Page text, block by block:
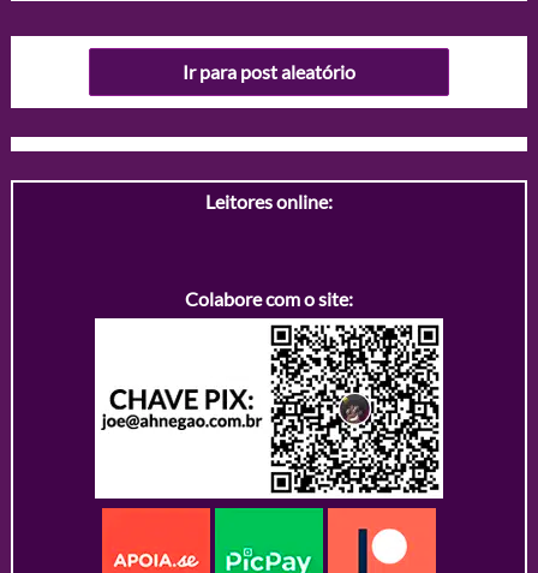
Ir para post aleatório
Leitores online:
Colabore com o site: